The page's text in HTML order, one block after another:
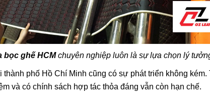
bọc ghế HCMchuyên nghiệp luôn là sự lựa chọn lý
phố Hồ Chí Minh cũng có sự phát triển không kém.
và có chính sách hợp tác thỏa đáng vẫn còn hạn chế.